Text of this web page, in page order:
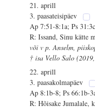
21. aprill
3. paasateisipäev
Ap 7:51-8:1a; Ps
R: Issand, Sinu kätte
või v p. Anselm,
† isa Vello Salo
22. aprill
3. paasakolmapäev
Ap 8:1b-8; Ps 66:1b-
R: Hõisake Jumalale,